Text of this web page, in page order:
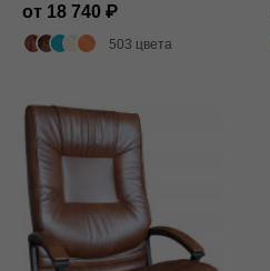
от 18 740
503 цвета